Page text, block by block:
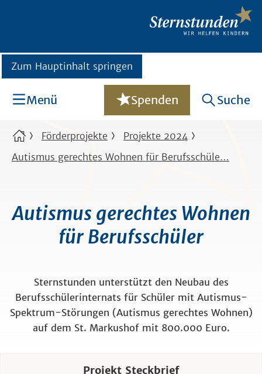
Zum Hauptinhalt springen
Menü Spenden Suche
Förderprojekte
Projekte 2024
Autismus gerechtes Wohnen für Berufsschüle…
Autismus gerechtes Wohnen
für Berufsschüler
Sternstunden unterstützt den Neubau des
Berufsschülerinternats für Schüler mit Autismus-
Spektrum-Störungen (Autismus gerechtes Wohnen)
auf dem St. Markushof mit 800.000 Euro.
Projekt Steckbrief